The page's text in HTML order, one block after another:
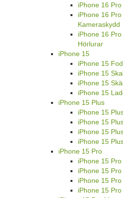
iPhone 16
iPhone 16
Kameraskydd
iPhone 16
Hörlurar
iPhone 15
iPhone 15
iPhone 15
iPhone 15
iPhone 15
iPhone 15 Plus
iPhone 15
iPhone 15
iPhone 15
iPhone 15
iPhone 15 Pro
iPhone 15
iPhone 15 Pro
iPhone 15
iPhone 15